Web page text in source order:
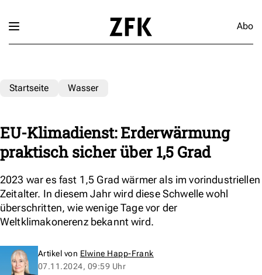
Abo
Startseite Wasser
EU-Klimadienst: Erderwärmung
praktisch sicher über 1,5 Grad
2023 war es fast 1,5 Grad wärmer als im vorindustriellen
Zeitalter. In diesem Jahr wird diese Schwelle wohl
überschritten, wie wenige Tage vor der
Weltklimakonerenz bekannt wird.
Artikel von Elwine Happ-Frank
07.11.2024, 09:59 Uhr